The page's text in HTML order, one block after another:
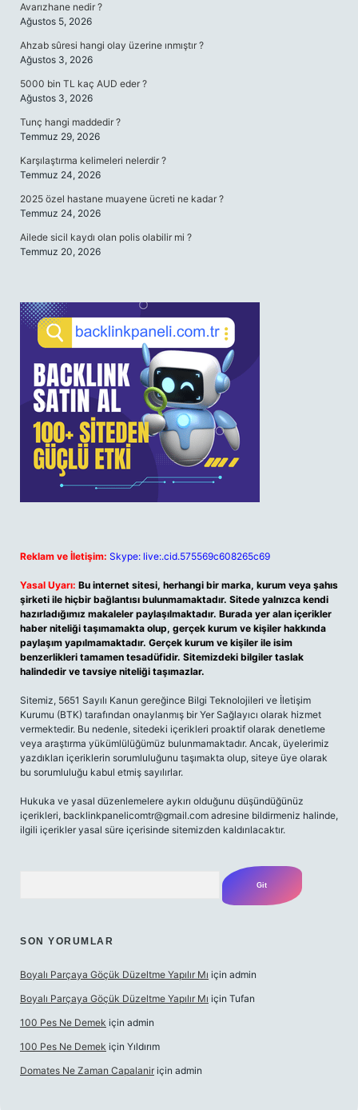
Avarızhane nedir ?
Ağustos 5, 2026
Ahzab sûresi hangi olay üzerine ınmıştır ?
Ağustos 3, 2026
5000 bin TL kaç AUD eder ?
Ağustos 3, 2026
Tunç hangi maddedir ?
Temmuz 29, 2026
Karşılaştırma kelimeleri nelerdir ?
Temmuz 24, 2026
2025 özel hastane muayene ücreti ne kadar ?
Temmuz 24, 2026
Ailede sicil kaydı olan polis olabilir mi ?
Temmuz 20, 2026
Reklam ve İletişim: Skype: live:.cid.575569c608265c69
Yasal Uyarı: Bu internet sitesi, herhangi bir marka, kurum veya şahıs
şirketi ile hiçbir bağlantısı bulunmamaktadır. Sitede yalnızca kendi
hazırladığımız makaleler paylaşılmaktadır. Burada yer alan içerikler
haber niteliği taşımamakta olup, gerçek kurum ve kişiler hakkında
paylaşım yapılmamaktadır. Gerçek kurum ve kişiler ile isim
benzerlikleri tamamen tesadüfidir. Sitemizdeki bilgiler taslak
halindedir ve tavsiye niteliği taşımazlar.
Sitemiz, 5651 Sayılı Kanun gereğince Bilgi Teknolojileri ve İletişim
Kurumu (BTK) tarafından onaylanmış bir Yer Sağlayıcı olarak hizmet
vermektedir. Bu nedenle, sitedeki içerikleri proaktif olarak denetleme
veya araştırma yükümlülüğümüz bulunmamaktadır. Ancak, üyelerimiz
yazdıkları içeriklerin sorumluluğunu taşımakta olup, siteye üye olarak
bu sorumluluğu kabul etmiş sayılırlar.
Hukuka ve yasal düzenlemelere aykırı olduğunu düşündüğünüz
içerikleri, backlinkpanelicomtr@gmail.com adresine bildirmeniz halinde,
ilgili içerikler yasal süre içerisinde sitemizden kaldırılacaktır.
SON YORUMLAR
Boyalı Parçaya Göçük Düzeltme Yapılır Mı için admin
Boyalı Parçaya Göçük Düzeltme Yapılır Mı için Tufan
100 Pes Ne Demek için admin
100 Pes Ne Demek için Yıldırım
Domates Ne Zaman Capalanir için admin